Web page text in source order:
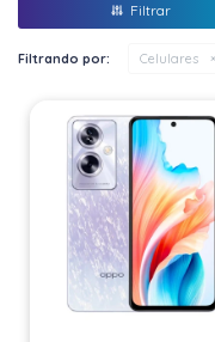
Filtrando por: Celulares
Audio Y TV
Relojes smart